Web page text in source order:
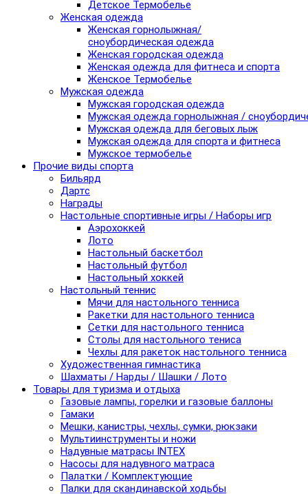
Детское Термобелье
Женская одежда
Женская горнолыжная/
сноубордическая одежда
Женская городская одежда
Женская одежда для фитнеса и спорта
Женское Термобелье
Мужская одежда
Мужская городская одежда
Мужская одежда горнолыжная /
Мужская одежда для беговых лыж
Мужская одежда для спорта и фитнеса
Мужское термобелье
Прочие виды спорта
Бильярд
Дартс
Награды
Настольные спортивные игры / Наборы игр
Аэрохоккей
Лото
Настольный баскетбол
Настольный футбол
Настольный хоккей
Настольный теннис
Мячи для настольного тенниса
Ракетки для настольного тенниса
Сетки для настольного тенниса
Столы для настольного тениса
Чехлы для ракеток настольного тенниса
Художественная гимнастика
Шахматы / Нарды / Шашки / Лото
Товары для туризма и отдыха
Газовые лампы, горелки и газовые баллоны
Гамаки
Мешки, канистры, чехлы, сумки, рюкзаки
Мультиинструменты и ножи
Надувные матрасы INTEX
Насосы для надувного матраса
Палатки / Комплектующие
Палки для скандинавской ходьбы